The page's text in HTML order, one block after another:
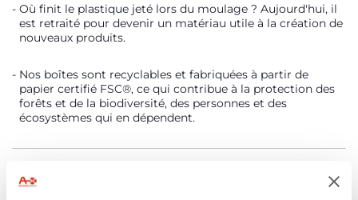
Où finit le plastique jeté lors du moulage ? Aujourd'hui, il
est retraité pour devenir un matériau utile à la création de
nouveaux produits.
Nos boîtes sont recyclables et fabriquées à partir de
papier certifié FSC®, ce qui contribue à la protection des
forêts et de la biodiversité, des personnes et des
écosystèmes qui en dépendent.
Trouver un Revendeur